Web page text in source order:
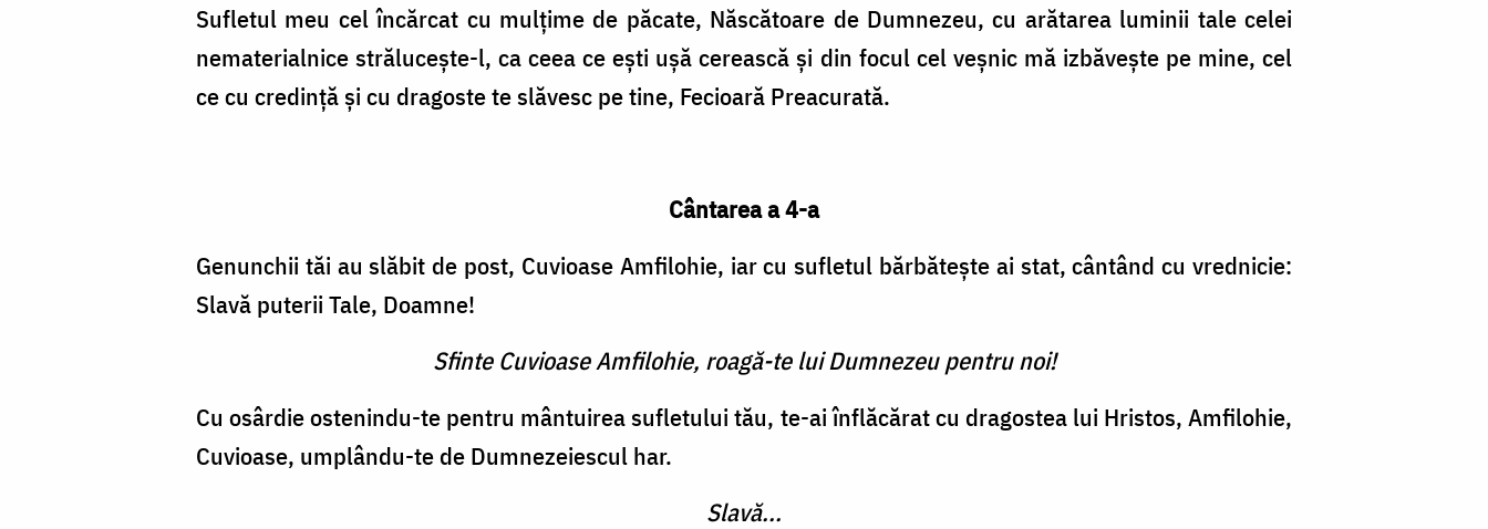
Sufletul meu cel încărcat cu mulțime de păcate, Născătoare de Dumnezeu, cu arătarea luminii tale celei
nematerialnice strălucește-l, ca ceea ce ești ușă cerească și din focul cel veșnic mă izbăvește pe mine, cel
ce cu credință și cu dragoste te slăvesc pe tine, Fecioară Preacurată.
Cântarea a 4-a
Genunchii tăi au slăbit de post, Cuvioase Amfilohie, iar cu sufletul bărbătește ai stat, cântând cu vrednicie:
Slavă puterii Tale, Doamne!
Sfinte Cuvioase Amfilohie, roagă-te lui Dumnezeu pentru noi!
Cu osârdie ostenindu-te pentru mântuirea sufletului tău, te-ai înflăcărat cu dragostea lui Hristos, Amfilohie,
Cuvioase, umplându-te de Dumnezeiescul har.
Slavă...